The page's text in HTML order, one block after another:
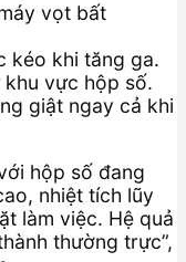
vọt bất
kéo khi tăng ga.
vực hộp số.
giật ngay cả khi
hộp số đang
nhiệt tích lũy
làm việc. Hệ quả
thường trực”,